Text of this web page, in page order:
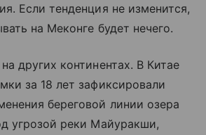
Если тенденция не изменится,
на Меконге будет нечего.
других континентах. В Китае
за 18 лет зафиксировали
береговой линии озера
угрозой реки Майуракши,